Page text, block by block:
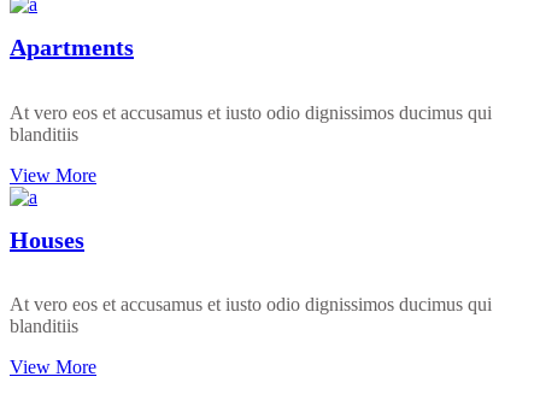
Apartments
At vero eos et accusamus et iusto odio dignissimos ducimus qui
blanditiis
View More
Houses
At vero eos et accusamus et iusto odio dignissimos ducimus qui
blanditiis
View More